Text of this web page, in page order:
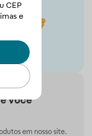
CEP
e
você
em nosso site.